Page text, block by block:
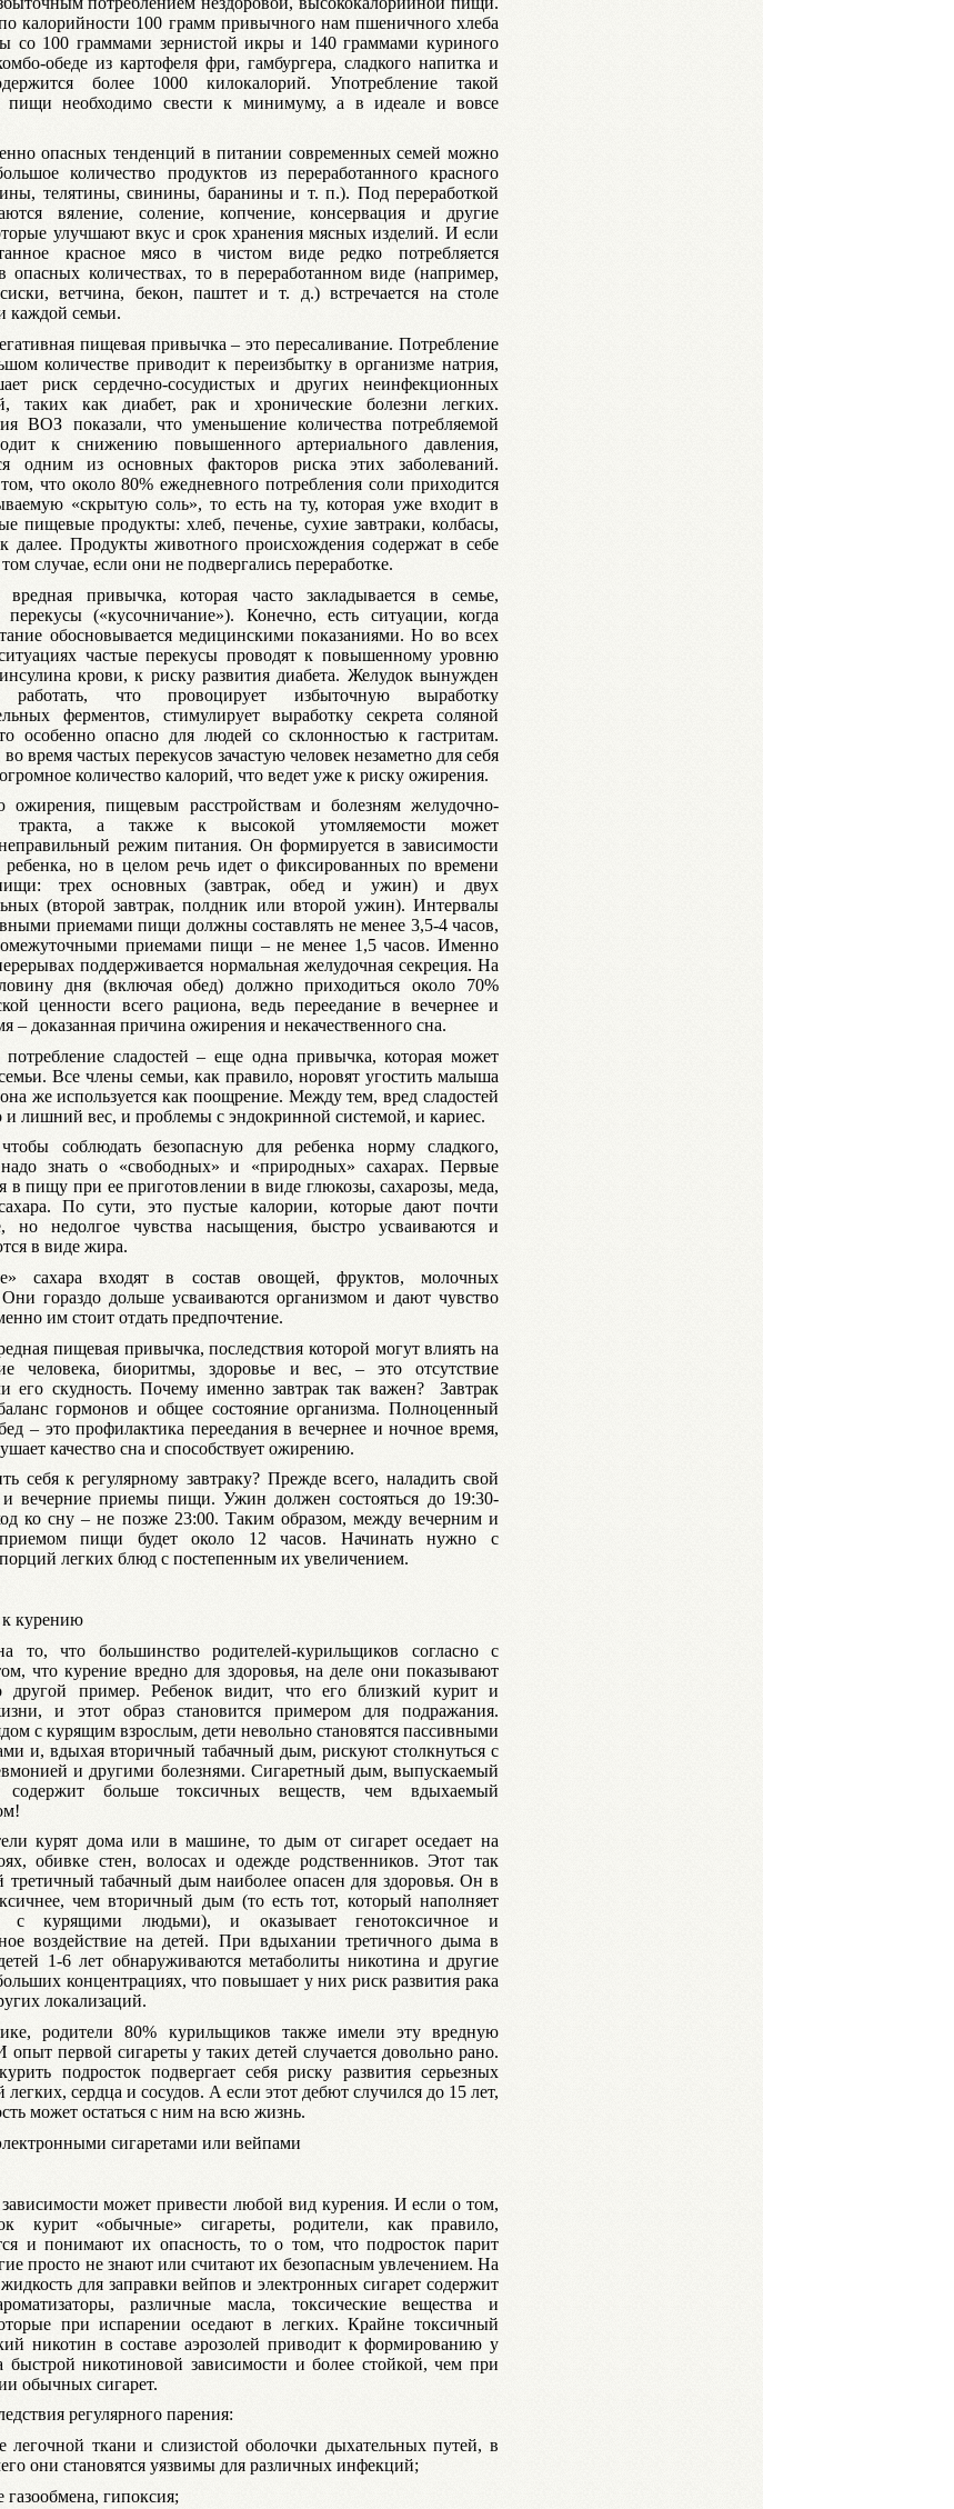
калорийности 100 грамм привычного нам пшеничного хлеба
со 100 граммами зернистой икры и 140 граммами куриного
обеде из картофеля фри, гамбургера, сладкого напитка и
более 1000 килокалорий. Употребление такой
пищи необходимо свести к минимуму, а в идеале и вовсе
опасных тенденций в питании современных семей можно
количество продуктов из переработанного красного
телятины, свинины, баранины и т. п.). Под переработкой
вяление, соление, копчение, консервация и другие
улучшают вкус и срок хранения мясных изделий. И если
красное мясо в чистом виде редко потребляется
опасных количествах, то в переработанном виде (например,
ветчина, бекон, паштет и т. д.) встречается на столе
каждой семьи.
пищевая привычка – это пересаливание. Потребление
количестве приводит к переизбытку в организме натрия,
риск сердечно-сосудистых и других неинфекционных
таких как диабет, рак и хронические болезни легких.
ВОЗ показали, что уменьшение количества потребляемой
к снижению повышенного артериального давления,
одним из основных факторов риска этих заболеваний.
что около 80% ежедневного потребления соли приходится
«скрытую соль», то есть на ту, которая уже входит в
пищевые продукты: хлеб, печенье, сухие завтраки, колбасы,
далее. Продукты животного происхождения содержат в себе
случае, если они не подвергались переработке.
привычка, которая часто закладывается в семье,
перекусы («кусочничание»). Конечно, есть ситуации, когда
обосновывается медицинскими показаниями. Но во всех
частые перекусы проводят к повышенному уровню
крови, к риску развития диабета. Желудок вынужден
работать, что провоцирует избыточную выработку
ферментов, стимулирует выработку секрета соляной
особенно опасно для людей со склонностью к гастритам.
время частых перекусов зачастую человек незаметно для себя
количество калорий, что ведет уже к риску ожирения.
ожирения, пищевым расстройствам и болезням желудочно-
тракта, а также к высокой утомляемости может
режим питания. Он формируется в зависимости
ребенка, но в целом речь идет о фиксированных по времени
трех основных (завтрак, обед и ужин) и двух
(второй завтрак, полдник или второй ужин). Интервалы
приемами пищи должны составлять не менее 3,5-4 часов,
приемами пищи – не менее 1,5 часов. Именно
поддерживается нормальная желудочная секреция. На
дня (включая обед) должно приходиться около 70%
ценности всего рациона, ведь переедание в вечернее и
– доказанная причина ожирения и некачественного сна.
потребление сладостей – еще одна привычка, которая может
Все члены семьи, как правило, норовят угостить малыша
же используется как поощрение. Между тем, вред сладостей
и лишний вес, и проблемы с эндокринной системой, и кариес.
соблюдать безопасную для ребенка норму сладкого,
знать о «свободных» и «природных» сахарах. Первые
в пищу при ее приготовлении в виде глюкозы, сахарозы, меда,
По сути, это пустые калории, которые дают почти
но недолгое чувства насыщения, быстро усваиваются и
в виде жира.
сахара входят в состав овощей, фруктов, молочных
гораздо дольше усваиваются организмом и дают чувство
им стоит отдать предпочтение.
пищевая привычка, последствия которой могут влиять на
человека, биоритмы, здоровье и вес, – это отсутствие
его скудность. Почему именно завтрак так важен? Завтрак
гормонов и общее состояние организма. Полноценный
– это профилактика переедания в вечернее и ночное время,
качество сна и способствует ожирению.
себя к регулярному завтраку? Прежде всего, наладить свой
вечерние приемы пищи. Ужин должен состояться до 19:30-
ко сну – не позже 23:00. Таким образом, между вечерним и
пищи будет около 12 часов. Начинать нужно с
легких блюд с постепенным их увеличением.
к курению
то, что большинство родителей-курильщиков согласно с
что курение вредно для здоровья, на деле они показывают
другой пример. Ребенок видит, что его близкий курит и
и этот образ становится примером для подражания.
с курящим взрослым, дети невольно становятся пассивными
и, вдыхая вторичный табачный дым, рискуют столкнуться с
и другими болезнями. Сигаретный дым, выпускаемый
больше токсичных веществ, чем вдыхаемый
курят дома или в машине, то дым от сигарет оседает на
обивке стен, волосах и одежде родственников. Этот так
третичный табачный дым наиболее опасен для здоровья. Он в
чем вторичный дым (то есть тот, который наполняет
с курящими людьми), и оказывает генотоксичное и
воздействие на детей. При вдыхании третичного дыма в
1-6 лет обнаруживаются метаболиты никотина и другие
концентрациях, что повышает у них риск развития рака
локализаций.
родители 80% курильщиков также имели эту вредную
первой сигареты у таких детей случается довольно рано.
подросток подвергает себя риску развития серьезных
легких, сердца и сосудов. А если этот дебют случился до 15 лет,
может остаться с ним на всю жизнь.
сигаретами или вейпами
может привести любой вид курения. И если о том,
курит «обычные» сигареты, родители, как правило,
и понимают их опасность, то о том, что подросток парит
просто не знают или считают их безопасным увлечением. На
для заправки вейпов и электронных сигарет содержит
различные масла, токсические вещества и
при испарении оседают в легких. Крайне токсичный
никотин в составе аэрозолей приводит к формированию у
быстрой никотиновой зависимости и более стойкой, чем при
обычных сигарет.
регулярного парения:
легочной ткани и слизистой оболочки дыхательных путей, в
они становятся уязвимы для различных инфекций;
гипоксия;